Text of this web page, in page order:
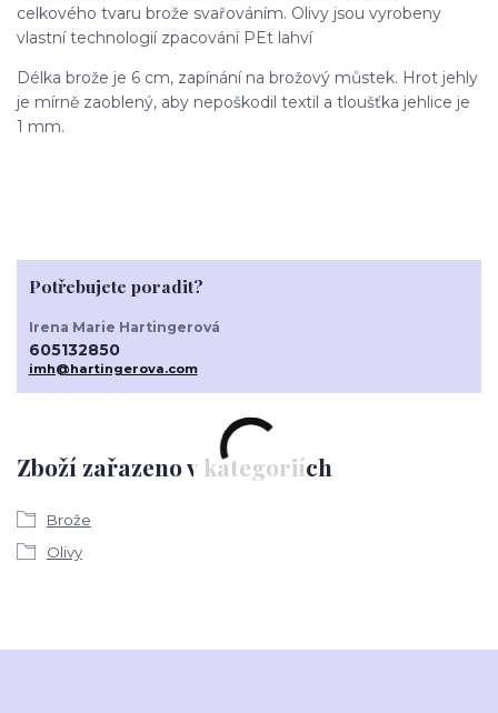
celkového tvaru brože svařováním. Olivy jsou vyrobeny
vlastní technologií zpacování PEt lahví
Délka brože je 6 cm, zapínání na brožový můstek. Hrot jehly
je mírně zaoblený, aby nepoškodil textil a tloušťka jehlice je
1 mm.
Zboží zařazeno v kategoriích
Brože
Olivy
Potřebujete poradit?
Irena Marie Hartingerová
605132850
imh@hartingerova.com